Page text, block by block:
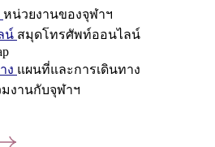
หน่วยงานของจุฬาฯ
น์ สมุดโทรศัพท์ออนไลน์
ง แผนที่และการเดินทาง
มงานกับจุฬาฯ